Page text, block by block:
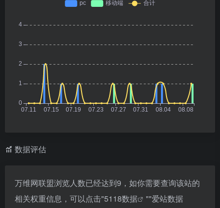
数据评估
万维网联盟浏览人数已经达到9，如你需要查询该站的
相关权重信息，可以点击"5118数据 ""爱站数据